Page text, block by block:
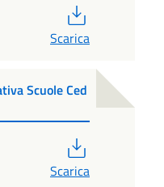
Scarica
Scuole Ced
Scarica